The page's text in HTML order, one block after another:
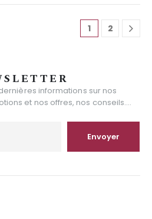
1 2
informations sur nos
et nos offres, nos conseils....